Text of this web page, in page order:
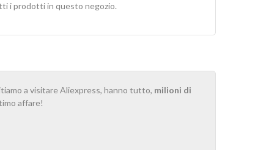
i prodotti in questo negozio.
a visitare Aliexpress, hanno tutto, milioni di
affare!